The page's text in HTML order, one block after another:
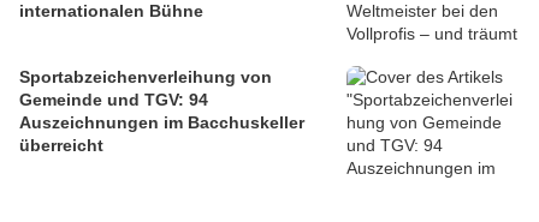
internationalen Bühne
Sportabzeichenverleihung von
Gemeinde und TGV: 94
Auszeichnungen im Bacchuskeller
überreicht